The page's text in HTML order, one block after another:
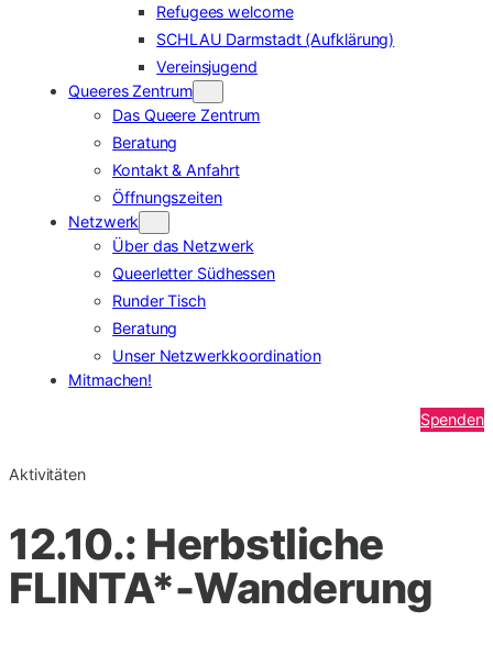
Refugees welcome
SCHLAU Darmstadt (Aufklärung)
Vereinsjugend
Queeres Zentrum
Das Queere Zentrum
Beratung
Kontakt & Anfahrt
Öffnungszeiten
Netzwerk
Über das Netzwerk
Queerletter Südhessen
Runder Tisch
Beratung
Unser Netzwerkkoordination
Mitmachen!
Spenden
Aktivitäten
12.10.: Herbstliche
FLINTA*-Wanderung